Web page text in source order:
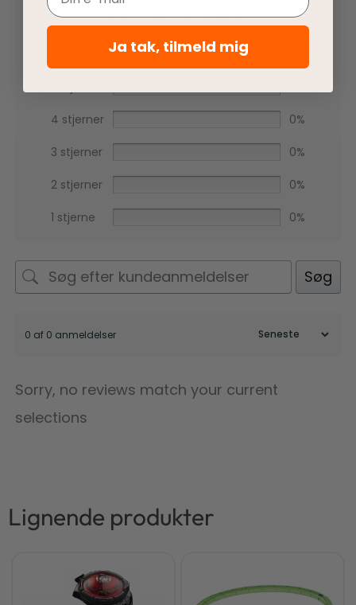
Baseret på 0 anmeldelser
4 stjerner 0%
3 stjerner 0%
2 stjerner 0%
1 stjerne 0%
Søg
0 af 0 anmeldelser
Sorry, no reviews match your current
selections
Lignende produkter
Ja tak, tilmeld mig